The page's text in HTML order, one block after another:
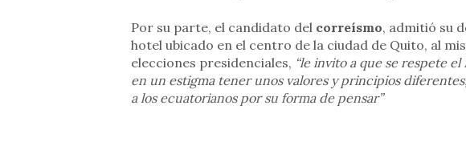
Por su parte, el candidato del correísmo, admitió su
hotel ubicado en el centro de la ciudad de Quito, al
elecciones presidenciales, “le invito a que se respete
en un estigma tener unos valores y principios
a los ecuatorianos por su forma de pensar”